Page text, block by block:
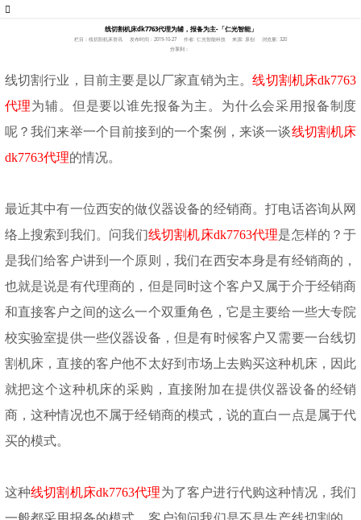
线切割机床dk7763代理为辅，报备为主-「仁光智能」
栏目：线切割机床资讯 发布时间：2019-10-27 作者: 仁光智能科技 来源: 原创
浏览量: 320
分享到：
线切割行业，目前主要是以厂家直销为主。线切割机床dk7763
代理为辅。但是要以谁先报备为主。为什么会采用报备制度
呢？我们来举一个目前接到的一个案例，来谈一谈线切割机床
dk7763代理的情况。
最近其中有一位西安的做仪器设备的经销商。打电话咨询从网
络上搜索到我们。问我们线切割机床dk7763代理是怎样的？于
是我们给客户讲到一个原则，我们在西安本身是有经销商的，
也就是说是有代理商的，但是同时这个客户又属于介于经销商
和直接客户之间的这么一个双重角色，它是主要给一些大专院
校实验室提供一些仪器设备，但是有时候客户又需要一台线切
割机床，直接的客户他不太好到市场上去购买这种机床，因此
就把这个这种机床的采购，直接附加在提供仪器设备的经销
商，这种情况也不属于经销商的模式，说的直白一点是属于代
买的模式。
这种线切割机床dk7763代理为了客户进行代购这种情况，我们